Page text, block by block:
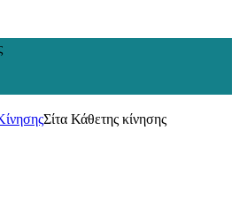
Σίτα Κάθετης κίνησης